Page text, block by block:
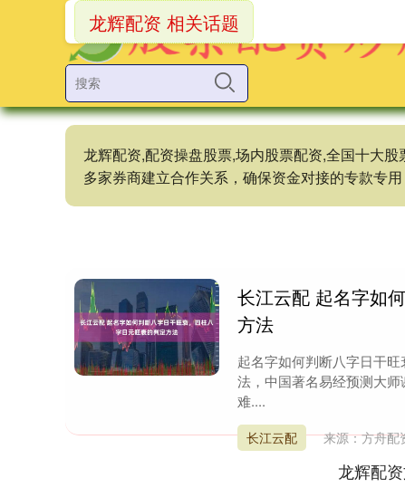
龙辉配资,配资操盘股票,场内股票配资,全国十大
多家券商建立合作关系，确保资金对接的专款专用
龙辉配资 相关话题
长江云配 起名字如
方法
起名字如何判断八字日干
法，中国著名易经预测大
难....
长江云配 来源：方舟
龙辉配